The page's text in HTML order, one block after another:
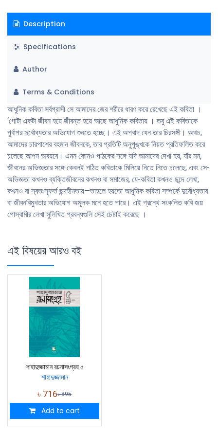
Description
Specifications
Author
Terms & Conditions
আধুনিক কবিতা সর্বগ্রাসী সে আমাদের জের শরীরে ধারণ করে রেখেছে এই কবিতা ।
‘গোটা একটা জীবন হয়ে জীবন্ত হয়ে আছে আধুনিক কবিতায় । তবু এই কবিতাকে
পূর্বাপর দুর্বোধ্যতার অভিযোগ শুনতে হচ্ছে। এই অপবাদ যেন তার চিরসঙ্গী। অথচ,
আমাদের চারপাশের বহমান জীবনকে, তার প্রতিটি অনুপুঙ্খকে নিয়ত প্রতিফলিত করে
চলেছে আপন অবয়বে। এমন কোনও পাঠকের সঙ্গে যদি আমাদের দেখা হয়, যাঁর মন,
জীবনের অভিজ্ঞতার সঙ্গে কেবলই পঠিত কবিতাকে মিলিয়ে নিতে নিতে চলেছে, এবং সে-
অভিজ্ঞতা কখনও ব্যক্তিজীবনের কখনও বা সমাজের, যে-কবিতা কখনও ছন্দে লেখা,
কখনও বা স্বতঃস্ফূর্ত ছন্দহীনতায়—তাহলে হয়তো আধুনিক কবিতা সম্পর্কে দুর্বোধ্যতার
বা জীবনবিমুখতার অভিযোগ অমূলক মনে হতে পারে। এই গ্রন্থে সংকলিত কবি জয়
গোস্বামীর লেখা সুলিখিত প্রবন্ধগুলি সেই চেষ্টাই করেছে ।
এই বিষয়ের আরও বই
শাহাদুজ্জামান রচনাসংগ্রহ ৫
শাহাদুজ্জামান
৳ 716৳895
Add to cart